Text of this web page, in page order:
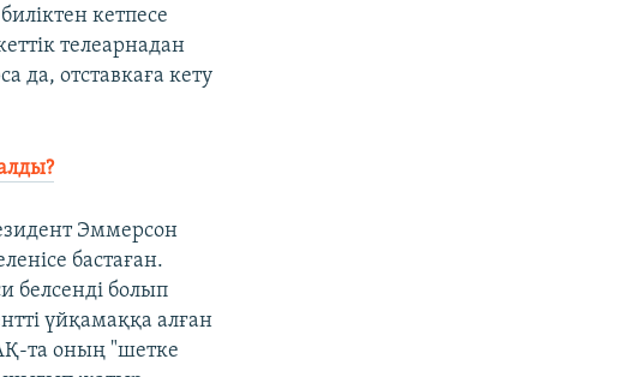
кетпесе
телеарнадан
да, отставкаға кету
Эммерсон
бастаған.
белсенді болып
үйқамаққа алған
та оның "шетке